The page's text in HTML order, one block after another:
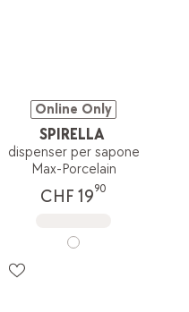
Online Only
SPIRELLA
dispenser per sapone
Max-Porcelain
CHF 1990